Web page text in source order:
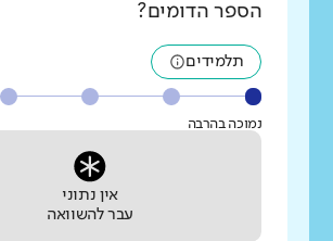
הספר הדומים?
תלמידים
נמוכה בהרבה
אין נתוני
עבר להשוואה